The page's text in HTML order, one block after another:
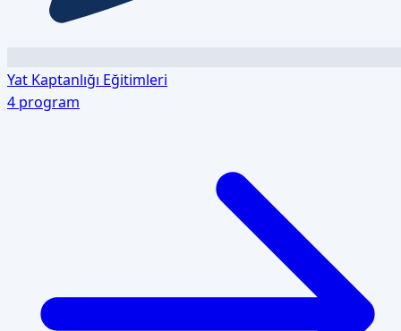
Yat Kaptanlığı Eğitimleri
4 program